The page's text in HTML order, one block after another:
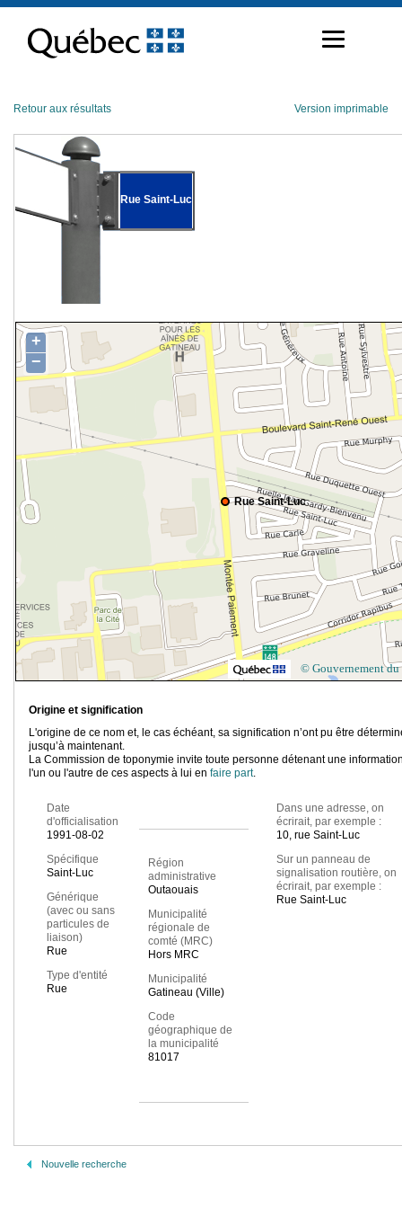
contenu
Retour aux résultats Version imprimable
Rue Saint-Luc
Rue Saint-Luc
+
−
© Gouvernement du
Origine et signification
L'origine de ce nom et, le cas échéant, sa signification n’ont pu être
jusqu’à maintenant.
La Commission de toponymie invite toute personne détenant une
l'un ou l'autre de ces aspects à lui en faire part.
Date
d'officialisation
1991-08-02
Spécifique
Saint-Luc
Générique
(avec ou sans
particules de
liaison)
Rue
Type d'entité
Rue
Région
administrative
Outaouais
Municipalité
régionale de
comté (MRC)
Hors MRC
Municipalité
Gatineau (Ville)
Code
géographique de
la municipalité
81017
Dans une adresse, on
écrirait, par exemple :
10, rue Saint-Luc
Sur un panneau de
signalisation routière, on
écrirait, par exemple :
Rue Saint-Luc
Nouvelle recherche